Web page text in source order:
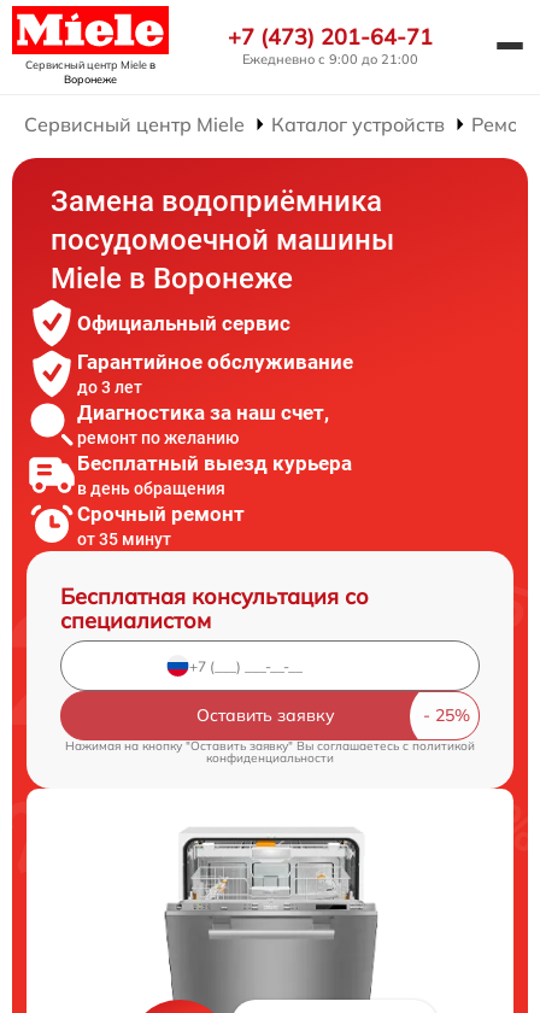
Сервисный центр Mieleв
Воронеже
+7 (473) 201-64-71
Ежедневно с 9:00 до 21:00
Сервисный центр Miele Каталог устройств
Замена водоприёмника
посудомоечной машины
Miele в Воронеже
Официальный сервис
Гарантийное обслуживание
до 3 лет
Диагностика за наш счет,
ремонт по желанию
Бесплатный выезд курьера
в день обращения
Срочный ремонт
от 35 минут
Бесплатная консультация со
специалистом
Оставить заявку
Нажимая на кнопку "Оставить заявку" Вы соглашаетесь cполитикой
конфиденциальности